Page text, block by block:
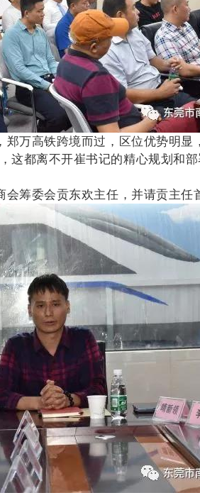
郑万高铁跨境而过，区位优势明显
这都离不开崔书记的精心规划和
筹委会贡东欢主任，并请贡主任